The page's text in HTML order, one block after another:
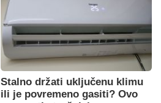
Stalno držati uključenu klimu
ili je povremeno gasiti? Ovo